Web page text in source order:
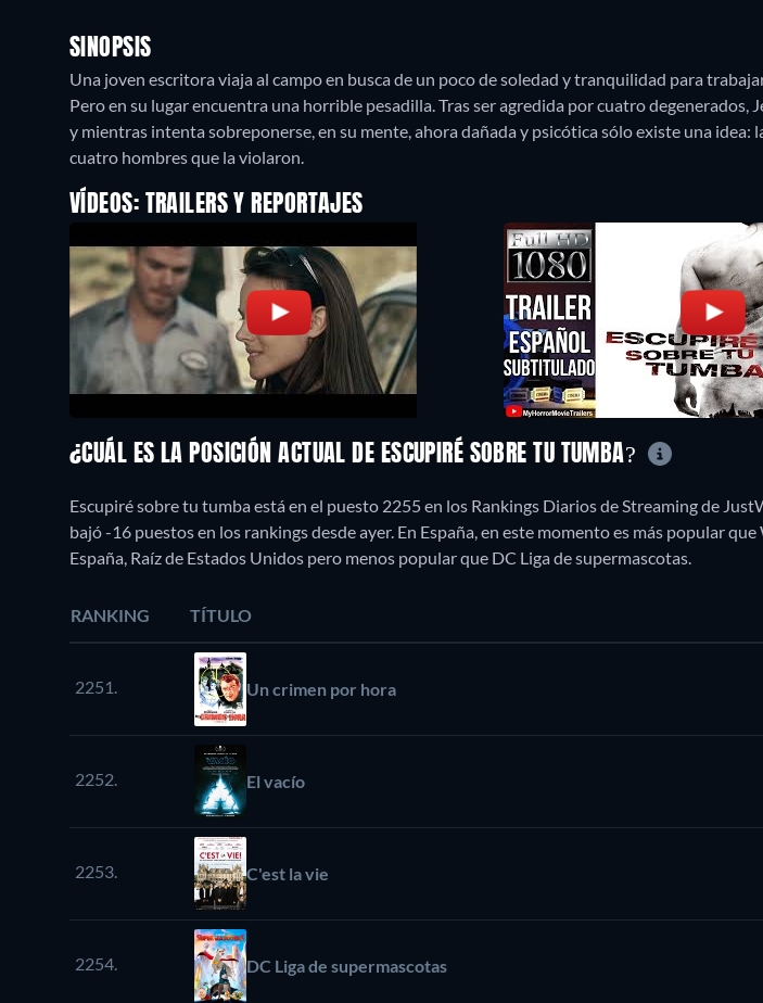
SINOPSIS
Una joven escritora viaja al campo en busca de un poco de soledad y tranquilidad para
Pero en su lugar encuentra una horrible pesadilla. Tras ser agredida por cuatro degenerados,
y mientras intenta sobreponerse, en su mente, ahora dañada y psicótica sólo existe una idea:
cuatro hombres que la violaron.
VÍDEOS: TRAILERS Y REPORTAJES
¿CUÁL ES LA POSICIÓN ACTUAL DE ESCUPIRÉ SOBRE TU TUMBA?
Escupiré sobre tu tumba está en el puesto 2255 en los Rankings Diarios de Streaming de
bajó -16 puestos en los rankings desde ayer. En España, en este momento es más popular
España, Raíz de Estados Unidos pero menos popular que DC Liga de supermascotas.
RANKING TÍTULO
2251. Un crimen por hora
2252. El vacío
2253. C'est la vie
2254. DC Liga de supermascotas